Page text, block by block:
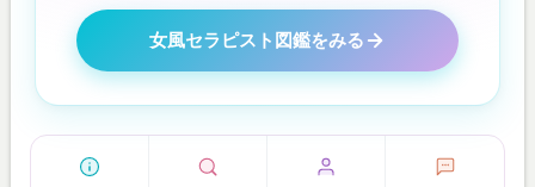
女風セラピスト図鑑をみる